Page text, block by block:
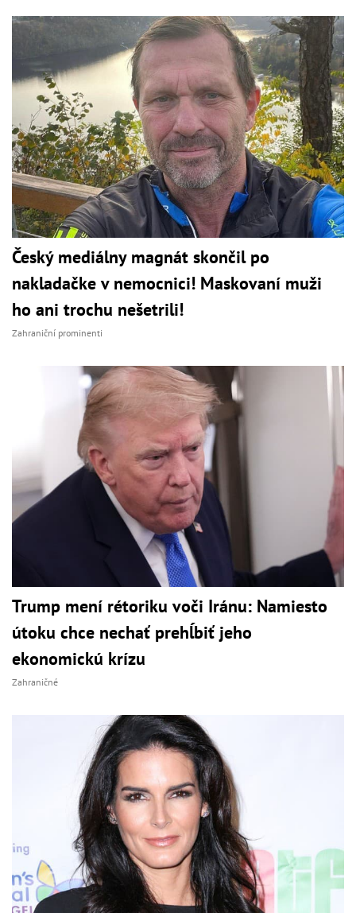
Český mediálny magnát skončil po
nakladačke v nemocnici! Maskovaní muži
ho ani trochu nešetrili!
Zahraniční prominenti
Trump mení rétoriku voči Iránu: Namiesto
útoku chce nechať prehĺbiť jeho
ekonomickú krízu
Zahraničné